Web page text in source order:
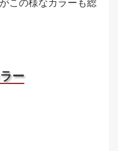
この様なカラーも総
ー